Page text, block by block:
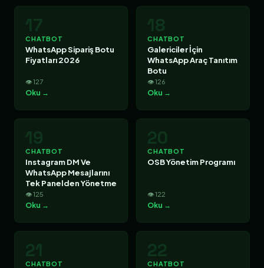
17
CHATBOT
WhatsApp Sipariş Botu
Fiyatları 2026
👁 127
Oku →
18
CHATBOT
Galericiler İçin
WhatsApp Araç Tanıtım
Botu
👁 126
Oku →
19
CHATBOT
Instagram DM Ve
WhatsApp Mesajlarını
Tek Panelden Yönetme
👁 125
Oku →
20
CHATBOT
OSB Yönetim Programı
👁 122
Oku →
21
CHATBOT
22
CHATBOT